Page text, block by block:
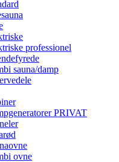
professionel
sauna/damp
PRIVAT
ovne